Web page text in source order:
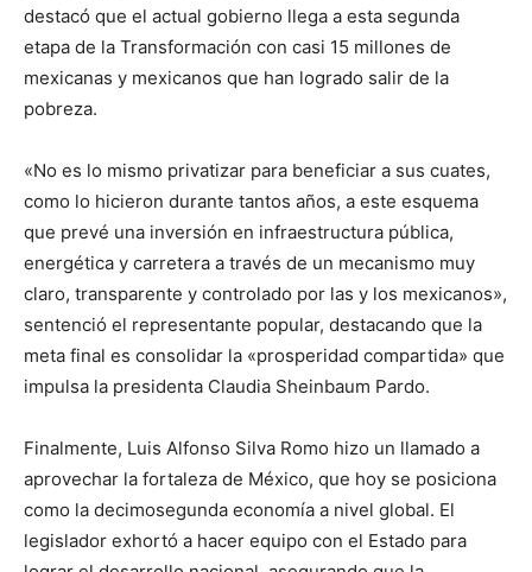
destacó que el actual gobierno llega a esta segunda
etapa de la Transformación con casi 15 millones de
mexicanas y mexicanos que han logrado salir de la
pobreza.
«No es lo mismo privatizar para beneficiar a sus cuates,
como lo hicieron durante tantos años, a este esquema
que prevé una inversión en infraestructura pública,
energética y carretera a través de un mecanismo muy
claro, transparente y controlado por las y los mexicanos»,
sentenció el representante popular, destacando que la
meta final es consolidar la «prosperidad compartida» que
impulsa la presidenta Claudia Sheinbaum Pardo.
Finalmente, Luis Alfonso Silva Romo hizo un llamado a
aprovechar la fortaleza de México, que hoy se posiciona
como la decimosegunda economía a nivel global. El
legislador exhortó a hacer equipo con el Estado para